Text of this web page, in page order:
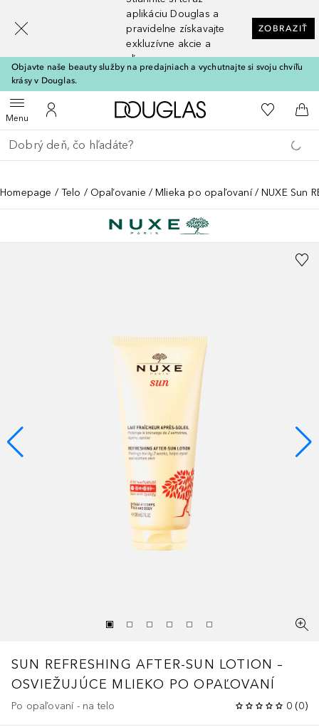
aplikáciu Douglas a
pravidelne získavajte
exkluzívne akcie a
zľavy
ZOBRAZIŤ
Objavte naše beauty služby na predajniach a vychutnajte si svoju chvíľu
krásy v Douglas.
MenuOtvoriť menuDo môjho účtu
Domov Do môjho
Do
Choď späť
Vykonajte vyhľadávanie
Homepage Telo Opaľovanie Mlieka po opaľovaní NUXE Sun
SUN REFRESHING AFTER-SUN LOTION –
OSVIEŽUJÚCE MLIEKO PO OPAĽOVANÍ
Po opaľovaní - na telo 0 (0)
[navigation.slideout.screenreader]